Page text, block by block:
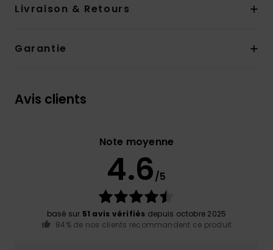
Livraison & Retours
Garantie
Avis clients
Note moyenne
4.6/5
basé sur 51 avis vérifiés depuis octobre 2025
84% de nos clients recommandent ce produit